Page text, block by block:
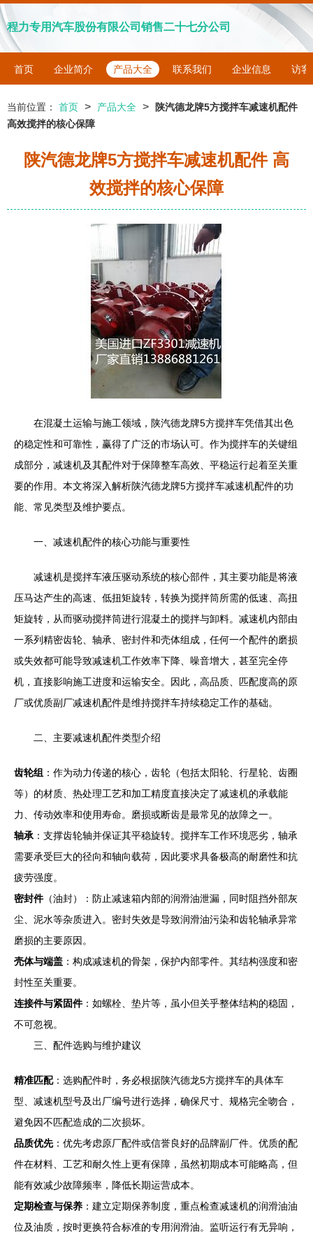
程力专用汽车股份有限公司销售二十七分公司
首页 企业简介 产品大全 联系我们 企业信息 访客
当前位置： 首页 > 产品大全 >
陕汽德龙牌5方搅拌车减速机配件
高效搅拌的核心保障
陕汽德龙牌5方搅拌车减速机配件 高
效搅拌的核心保障
在混凝土运输与施工领域，陕汽德龙牌5方搅拌车凭借其出色
的稳定性和可靠性，赢得了广泛的市场认可。作为搅拌车的关键组
成部分，减速机及其配件对于保障整车高效、平稳运行起着至关重
要的作用。本文将深入解析陕汽德龙牌5方搅拌车减速机配件的功
能、常见类型及维护要点。
一、减速机配件的核心功能与重要性
减速机是搅拌车液压驱动系统的核心部件，其主要功能是将液
压马达产生的高速、低扭矩旋转，转换为搅拌筒所需的低速、高扭
矩旋转，从而驱动搅拌筒进行混凝土的搅拌与卸料。减速机内部由
一系列精密齿轮、轴承、密封件和壳体组成，任何一个配件的磨损
或失效都可能导致减速机工作效率下降、噪音增大，甚至完全停
机，直接影响施工进度和运输安全。因此，高品质、匹配度高的原
厂或优质副厂减速机配件是维持搅拌车持续稳定工作的基础。
二、主要减速机配件类型介绍
齿轮组 ：作为动力传递的核心，齿轮（包括太阳轮、行星轮、齿圈
等）的材质、热处理工艺和加工精度直接决定了减速机的承载能
力、传动效率和使用寿命。磨损或断齿是最常见的故障之一。
轴承 ：支撑齿轮轴并保证其平稳旋转。搅拌车工作环境恶劣，轴承
需要承受巨大的径向和轴向载荷，因此要求具备极高的耐磨性和抗
疲劳强度。
密封件（油封）：防止减速箱内部的润滑油泄漏，同时阻挡外部灰
尘、泥水等杂质进入。密封失效是导致润滑油污染和齿轮轴承异常
磨损的主要原因。
壳体与端盖 ：构成减速机的骨架，保护内部零件。其结构强度和密
封性至关重要。
连接件与紧固件：如螺栓、垫片等，虽小但关乎整体结构的稳固，
不可忽视。
三、配件选购与维护建议
精准匹配：选购配件时，务必根据陕汽德龙5方搅拌车的具体车
型、减速机型号及出厂编号进行选择，确保尺寸、规格完全吻合，
避免因不匹配造成的二次损坏。
品质优先：优先考虑原厂配件或信誉良好的品牌副厂件。优质的配
件在材料、工艺和耐久性上更有保障，虽然初期成本可能略高，但
能有效减少故障频率，降低长期运营成本。
定期检查与保养 ：建立定期保养制度，重点检查减速机的润滑油油
位及油质，按时更换符合标准的专用润滑油。监听运行有无异响，